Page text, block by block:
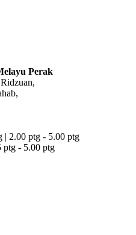
Perak
| 2.00 ptg - 5.00 ptg
ptg - 5.00 ptg